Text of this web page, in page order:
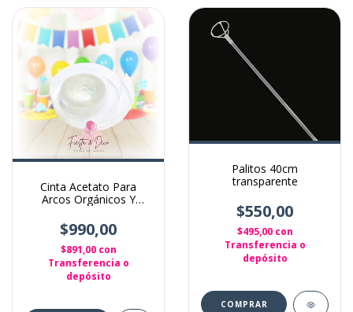
Cinta Acetato Para
Arcos Orgánicos Y
$990,00
$891,00 con
Transferencia o
depósito
Palitos 40cm
transparente
$550,00
$495,00 con
Transferencia o
depósito